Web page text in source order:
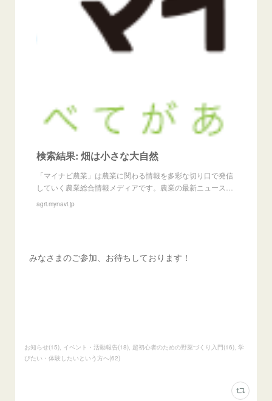
検索結果: 畑は小さな大自然
「マイナビ農業」は農業に関わる情報を多彩な切り口で発信
していく農業総合情報メディアです。農業の最新ニュース…
agri.mynavi.jp
みなさまのご参加、お待ちしております！
お知らせ(15) イベント・活動報告(18) 超初心者のための野菜づくり入門(16) 学
びたい・体験したいという方へ(62)